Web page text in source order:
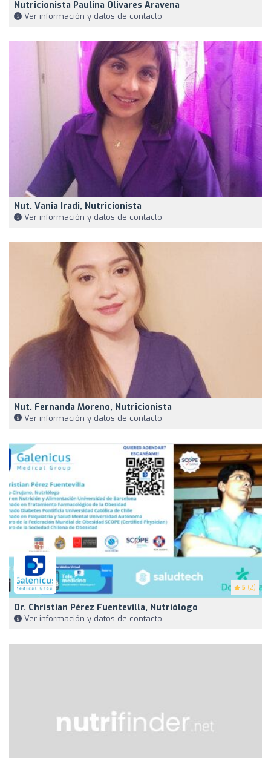
Nutricionista Paulina Olivares Aravena
Ver información y datos de contacto
Nut. Vania Iradi, Nutricionista
Ver información y datos de contacto
Nut. Fernanda Moreno, Nutricionista
Ver información y datos de contacto
5 (2)
Dr. Christian Pérez Fuentevilla, Nutriólogo
Ver información y datos de contacto